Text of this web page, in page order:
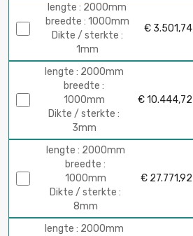
lengte : 2000mm
breedte : 1000mm
Dikte / sterkte :
1mm
€ 3.501,74
lengte : 2000mm
breedte :
1000mm
Dikte / sterkte :
3mm
€ 10.444,72
lengte : 2000mm
breedte :
1000mm
Dikte / sterkte :
8mm
€ 27.771,92
lengte : 2000mm